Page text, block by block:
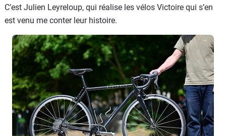
C’est Julien Leyreloup, qui réalise les vélos Victoire qui s’en
est venu me conter leur histoire.